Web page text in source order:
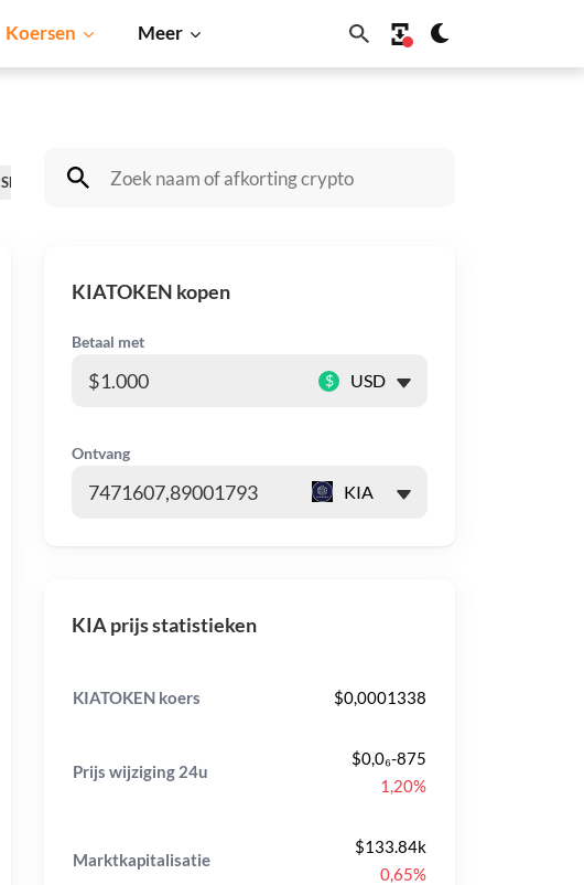
Koersen Meer
Shiba Inu Dogecoin Solana BNB
KIATOKEN kopen
Betaal met
$
Ontvang
KIA prijs statistieken
KIATOKEN koers $0,0001338
Prijs wijziging 24u
$0,0₆-875
1,20%
Marktkapitalisatie
$133.84k
0,65%